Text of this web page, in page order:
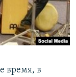
время, в